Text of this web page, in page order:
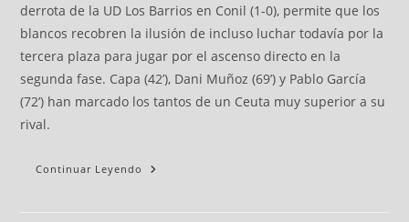
derrota de la UD Los Barrios en Conil (1-0), permite que los
blancos recobren la ilusión de incluso luchar todavía por la
tercera plaza para jugar por el ascenso directo en la
segunda fase. Capa (42’), Dani Muñoz (69’) y Pablo García
(72’) han marcado los tantos de un Ceuta muy superior a su
rival.
Continuar Leyendo